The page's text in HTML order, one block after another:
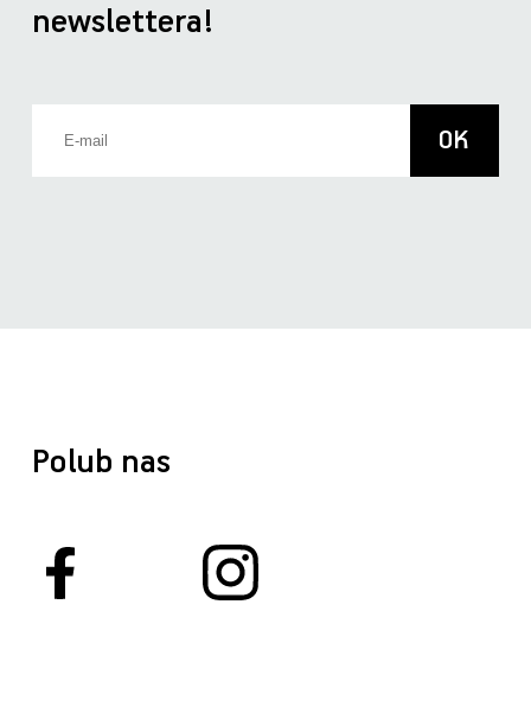
Polub nas
newslettera!